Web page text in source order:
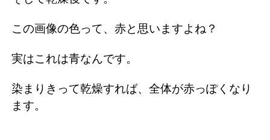
この画像の色って、赤と思いますよね？
実はこれは青なんです。
染まりきって乾燥すれば、全体が赤っぽくなり
ます。